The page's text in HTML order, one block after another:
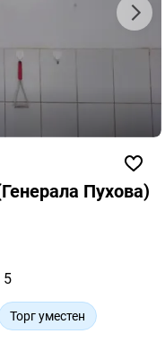
Пухова)
5
Торг уместен